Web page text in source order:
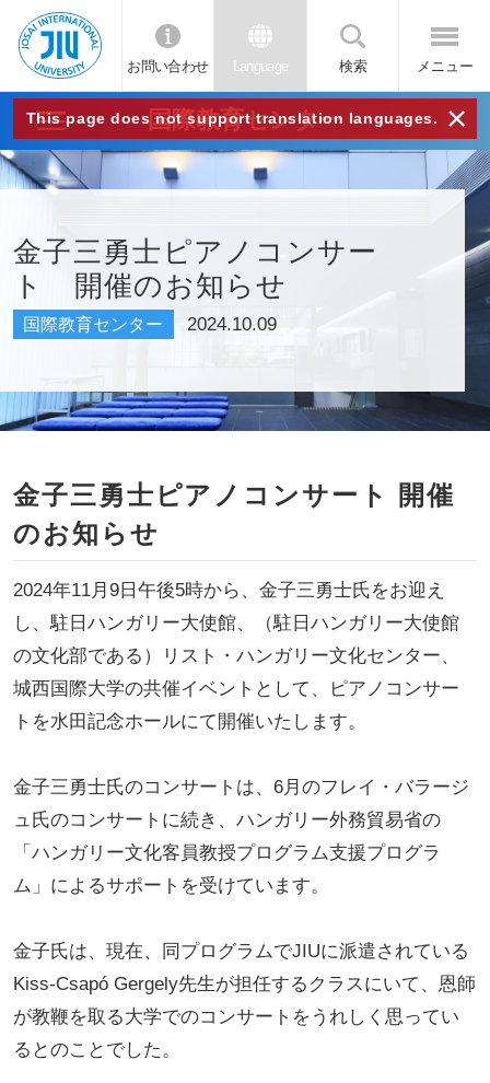
JIU
城西
国際
大学
お問い合わせ Language 検索 メニュー
This page does not support translation languages. ×
国際教育センター
金子三勇士ピアノコンサー
ト 開催のお知らせ
国際教育センター 2024.10.09
金子三勇士ピアノコンサート 開催
のお知らせ
2024年11月9日午後5時から、金子三勇士氏をお迎え
し、駐日ハンガリー大使館、（駐日ハンガリー大使館
の文化部である）リスト・ハンガリー文化センター、
城西国際大学の共催イベントとして、ピアノコンサー
トを水田記念ホールにて開催いたします。
金子三勇士氏のコンサートは、6月のフレイ・バラージ
ュ氏のコンサートに続き、ハンガリー外務貿易省の
「ハンガリー文化客員教授プログラム支援プログラ
ム」によるサポートを受けています。
金子氏は、現在、同プログラムでJIUに派遣されている
Kiss-Csapó Gergely先生が担任するクラスにいて、恩師
が教鞭を取る大学でのコンサートをうれしく思ってい
るとのことでした。